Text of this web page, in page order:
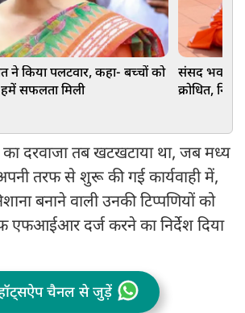
ने किया पलटवार, कहा- बच्चों को
सफलता मिली
संसद भवन
क्रोधित,
का दरवाजा तब खटखटाया था, जब मध्य
तरफ से शुरू की गई कार्यवाही में,
बनाने वाली उनकी टिप्पणियों को
दर्ज करने का निर्देश दिया
चैनल से जुड़ें